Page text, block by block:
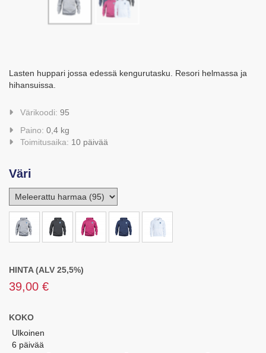
Lasten huppari jossa edessä kengurutasku. Resori helmassa ja
hihansuissa.
Värikoodi: 95
Paino: 0,4 kg
Toimitusaika: 10 päivää
Väri
HINTA (ALV 25,5%)
39,00 €
KOKO
Ulkoinen
6 päivää